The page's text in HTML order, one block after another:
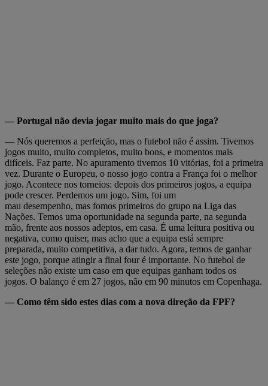
— Portugal não devia jogar muito mais do que joga?
— Nós queremos a perfeição, mas o futebol não é assim. Tivemos
jogos muito, muito completos, muito bons, e momentos mais
difíceis. Faz parte. No apuramento tivemos 10 vitórias, foi a primeira
vez. Durante o Europeu, o nosso jogo contra a França foi o melhor
jogo. Acontece nos torneios: depois dos primeiros jogos, a equipa
pode crescer. Perdemos um jogo. Sim, foi um
mau desempenho, mas fomos primeiros do grupo na Liga das
Nações. Temos uma oportunidade na segunda parte, na segunda
mão, frente aos nossos adeptos, em casa. É uma leitura positiva ou
negativa, como quiser, mas acho que a equipa está sempre
preparada, muito competitiva, a dar tudo. Agora, temos de ganhar
este jogo, porque atingir a final four é importante. No futebol de
seleções não existe um caso em que equipas ganham todos os
jogos. O balanço é em 27 jogos, não em 90 minutos em Copenhaga.
— Como têm sido estes dias com a nova direção da FPF?